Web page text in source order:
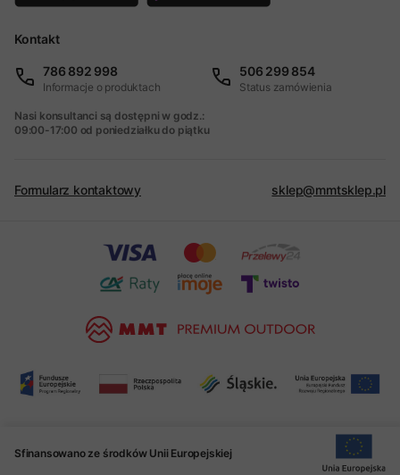
Kontakt
786 892 998
Informacje o produktach
506 299 854
Status zamówienia
Nasi konsultanci są dostępni w godz.:
09:00-17:00 od poniedziałku do piątku
Formularz kontaktowy sklep@mmtsklep.pl
Sfinansowano ze środków Unii Europejskiej